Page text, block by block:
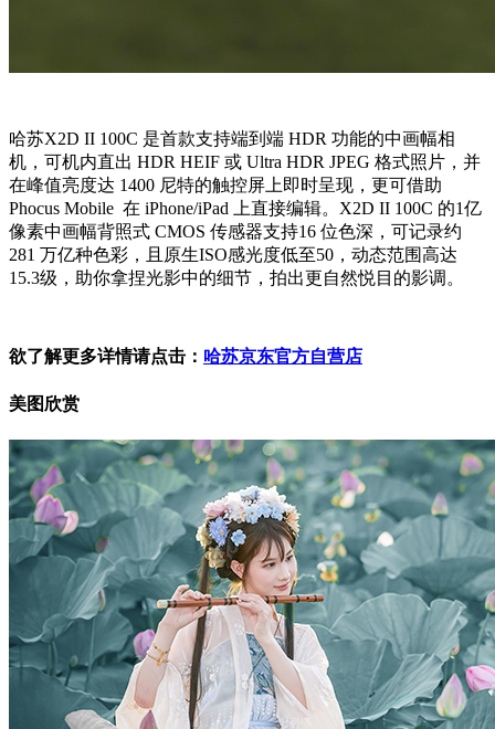
哈苏X2D II 100C 是首款支持端到端 HDR 功能的中画幅相
机，可机内直出 HDR HEIF 或 Ultra HDR JPEG 格式照片，并
在峰值亮度达 1400 尼特的触控屏上即时呈现，更可借助
Phocus Mobile 在 iPhone/iPad 上直接编辑。X2D II 100C 的1亿
像素中画幅背照式 CMOS 传感器支持16 位色深，可记录约
281 万亿种色彩，且原生ISO感光度低至50，动态范围高达
15.3级，助你拿捏光影中的细节，拍出更自然悦目的影调。
欲了解更多详情请点击： 哈苏京东官方自营店
美图欣赏